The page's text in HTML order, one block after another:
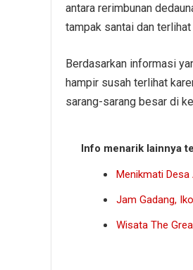
antara rerimbunan
tampak santai dan
Berdasarkan informasi
hampir susah terlihat
sarang-sarang besar di
Info menarik lainnya
Menikmati Desa
Jam Gadang,
Wisata The